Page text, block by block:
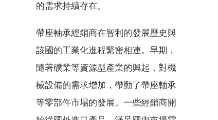
的需求持續存在。
帶座軸承經銷商在智利的發展歷史與
該國的工業化進程緊密相連。早期，
隨著礦業等資源型產業的興起，對機
械設備的需求增加，帶動了帶座軸承
等零部件市場的發展。一些經銷商開